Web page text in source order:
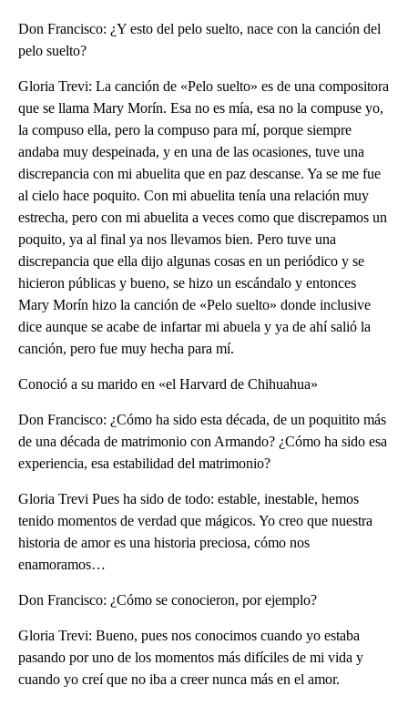
Don Francisco: ¿Y esto del pelo suelto, nace con la canción del
pelo suelto?
Gloria Trevi: La canción de «Pelo suelto» es de una compositora
que se llama Mary Morín. Esa no es mía, esa no la compuse yo,
la compuso ella, pero la compuso para mí, porque siempre
andaba muy despeinada, y en una de las ocasiones, tuve una
discrepancia con mi abuelita que en paz descanse. Ya se me fue
al cielo hace poquito. Con mi abuelita tenía una relación muy
estrecha, pero con mi abuelita a veces como que discrepamos un
poquito, ya al final ya nos llevamos bien. Pero tuve una
discrepancia que ella dijo algunas cosas en un periódico y se
hicieron públicas y bueno, se hizo un escándalo y entonces
Mary Morín hizo la canción de «Pelo suelto» donde inclusive
dice aunque se acabe de infartar mi abuela y ya de ahí salió la
canción, pero fue muy hecha para mí.
Conoció a su marido en «el Harvard de Chihuahua»
Don Francisco: ¿Cómo ha sido esta década, de un poquitito más
de una década de matrimonio con Armando? ¿Cómo ha sido esa
experiencia, esa estabilidad del matrimonio?
Gloria Trevi Pues ha sido de todo: estable, inestable, hemos
tenido momentos de verdad que mágicos. Yo creo que nuestra
historia de amor es una historia preciosa, cómo nos
enamoramos…
Don Francisco: ¿Cómo se conocieron, por ejemplo?
Gloria Trevi: Bueno, pues nos conocimos cuando yo estaba
pasando por uno de los momentos más difíciles de mi vida y
cuando yo creí que no iba a creer nunca más en el amor.